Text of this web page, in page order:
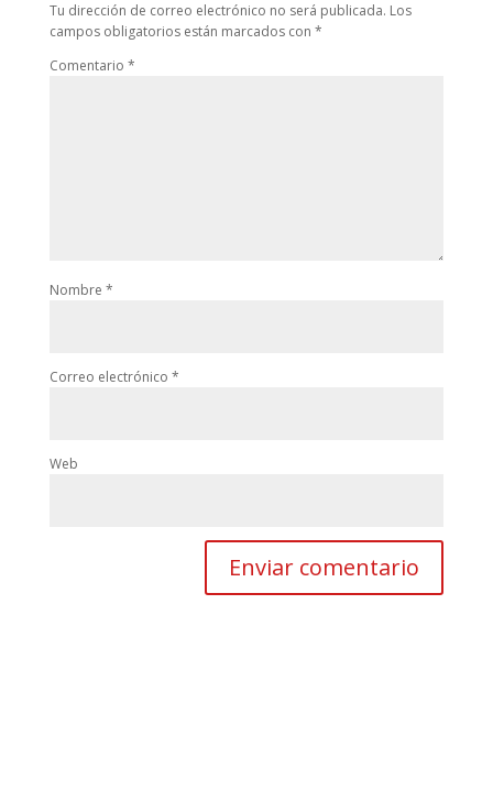
Tu dirección de correo electrónico no será publicada. Los
campos obligatorios están marcados con *
Comentario *
Nombre *
Correo electrónico *
Web